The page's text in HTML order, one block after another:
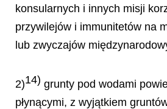
konsularnych i innych misji
przywilejów i immunitetów na
lub zwyczajów
2)14) grunty pod wodami
płynącymi, z wyjątkiem